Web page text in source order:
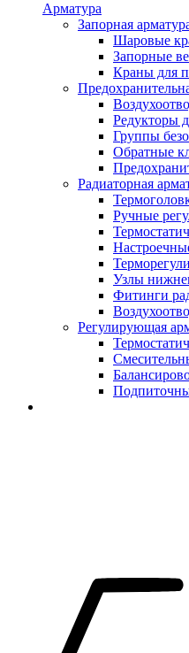
Арматура
Запорная
Шаровые
Запорные
Краны для
Редукторы
Группы
Обратные
Радиаторная
Ручные
Узлы
Фитинги
Регулирующая